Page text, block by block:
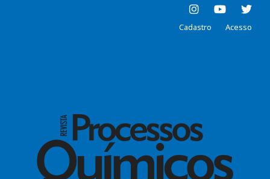
Cadastro Acesso